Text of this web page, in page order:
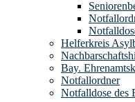
Helferkreis
Bay.
Notfallordner
Notfalldose des